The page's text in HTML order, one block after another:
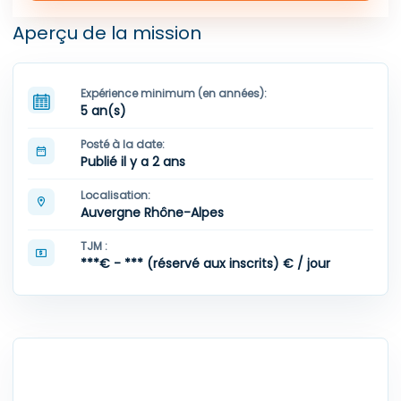
Aperçu de la mission
Expérience minimum (en années):
5 an(s)
Posté à la date:
Publié il y a 2 ans
Localisation:
Auvergne Rhône-Alpes
TJM :
***€ - *** (réservé aux inscrits) € / jour